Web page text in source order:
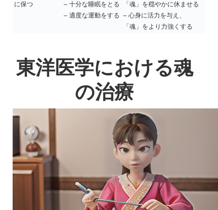
に保つ
– 十分な睡眠をとる
– 適度な運動をする
「魂」を穏やかに休ませる
– 心身に活力を与え、
「魂」をより力強くする
東洋医学における魂
の治療